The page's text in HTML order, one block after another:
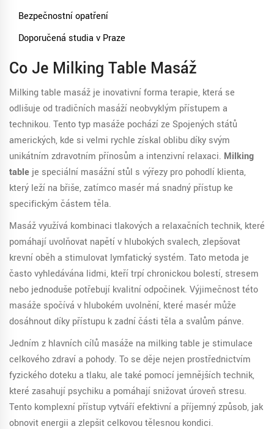
Bezpečnostní opatření
Doporučená studia v Praze
Co Je Milking Table Masáž
Milking table masáž je inovativní forma terapie, která se
odlišuje od tradičních masáží neobvyklým přístupem a
technikou. Tento typ masáže pochází ze Spojených států
amerických, kde si velmi rychle získal oblibu díky svým
unikátním zdravotním přínosům a intenzivní relaxaci. Milking
table je speciální masážní stůl s výřezy pro pohodlí klienta,
který leží na břiše, zatímco masér má snadný přístup ke
specifickým částem těla.
Masáž využívá kombinaci tlakových a relaxačních technik, které
pomáhají uvolňovat napětí v hlubokých svalech, zlepšovat
krevní oběh a stimulovat lymfatický systém. Tato metoda je
často vyhledávána lidmi, kteří trpí chronickou bolestí, stresem
nebo jednoduše potřebují kvalitní odpočinek. Výjimečnost této
masáže spočívá v hlubokém uvolnění, které masér může
dosáhnout díky přístupu k zadní části těla a svalům pánve.
Jedním z hlavních cílů masáže na milking table je stimulace
celkového zdraví a pohody. To se děje nejen prostřednictvím
fyzického doteku a tlaku, ale také pomocí jemnějších technik,
které zasahují psychiku a pomáhají snižovat úroveň stresu.
Tento komplexní přístup vytváří efektivní a příjemný způsob, jak
obnovit energii a zlepšit celkovou tělesnou kondici.